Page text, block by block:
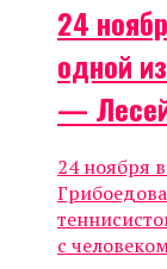
24
одной
—
24 ноября
с